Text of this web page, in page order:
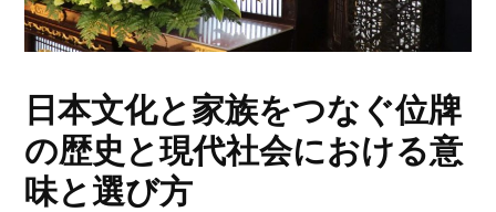
日本文化と家族をつなぐ位牌
の歴史と現代社会における意
味と選び方